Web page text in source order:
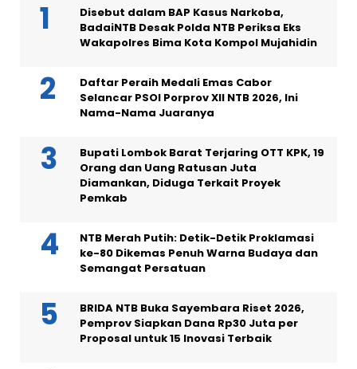
Disebut dalam BAP Kasus Narkoba,
BadaiNTB Desak Polda NTB Periksa Eks
Wakapolres Bima Kota Kompol Mujahidin
Daftar Peraih Medali Emas Cabor
Selancar PSOI Porprov XII NTB 2026, Ini
Nama-Nama Juaranya
Bupati Lombok Barat Terjaring OTT KPK, 19
Orang dan Uang Ratusan Juta
Diamankan, Diduga Terkait Proyek
Pemkab
NTB Merah Putih: Detik-Detik Proklamasi
ke-80 Dikemas Penuh Warna Budaya dan
Semangat Persatuan
BRIDA NTB Buka Sayembara Riset 2026,
Pemprov Siapkan Dana Rp30 Juta per
Proposal untuk 15 Inovasi Terbaik